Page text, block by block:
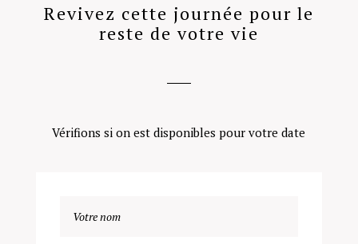
Revivez cette journée pour le
reste de votre vie
Vérifions si on est disponibles pour votre date